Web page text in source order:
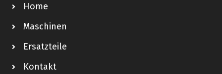
Home
Maschinen
Ersatzteile
Kontakt